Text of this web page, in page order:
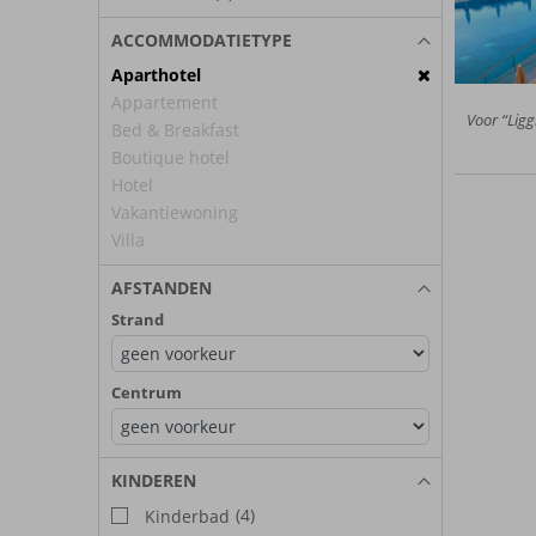
ACCOMMODATIETYPE
Aparthotel
Appartement
Bed & Breakfast
Boutique hotel
Hotel
Vakantiewoning
Villa
AFSTANDEN
Strand
Centrum
KINDEREN
Kinderbad (4)
Voor